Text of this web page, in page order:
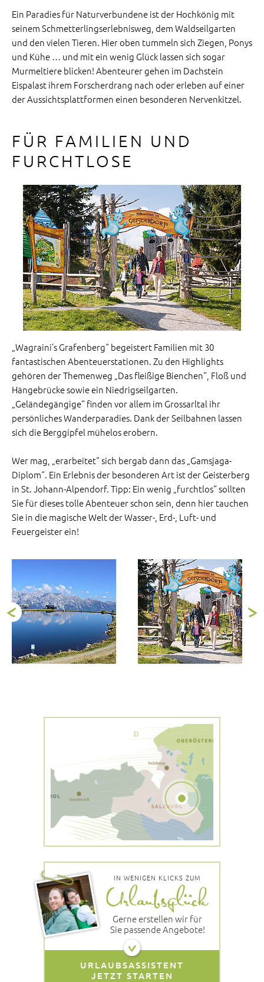
Ein Paradies für Naturverbundene ist der Hochkönig mit
seinem Schmetterlingserlebnisweg, dem Waldseilgarten
und den vielen Tieren. Hier oben tummeln sich Ziegen, Ponys
und Kühe … und mit ein wenig Glück lassen sich sogar
Murmeltiere blicken! Abenteurer gehen im Dachstein
Eispalast ihrem Forscherdrang nach oder erleben auf einer
der Aussichtsplattformen einen besonderen Nervenkitzel.
FÜR FAMILIEN UND
FURCHTLOSE
„Wagraini’s Grafenberg“ begeistert Familien mit 30
fantastischen Abenteuerstationen. Zu den Highlights
gehören der Themenweg „Das fleißige Bienchen“, Floß und
Hängebrücke sowie ein Niedrigseilgarten.
„Geländegängige“ finden vor allem im Grossarltal ihr
persönliches Wanderparadies. Dank der Seilbahnen lassen
sich die Berggipfel mühelos erobern.
Wer mag, „erarbeitet“ sich bergab dann das „Gamsjaga-
Diplom“. Ein Erlebnis der besonderen Art ist der Geisterberg
in St. Johann-Alpendorf. Tipp: Ein wenig „furchtlos“ sollten
Sie für dieses tolle Abenteuer schon sein, denn hier tauchen
Sie in die magische Welt der Wasser-, Erd-, Luft- und
Feuergeister ein!
IN WENIGEN KLICKS ZUM
Gerne erstellen wir für
Sie passende Angebote!
URLAUBSASSISTENT
JETZT STARTEN